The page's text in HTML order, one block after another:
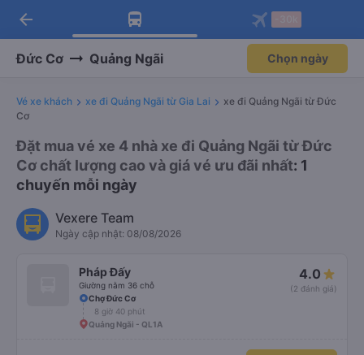
Tải app Vexere ngay!
Nhận ưu đãi thành viên độc
Mở app
Tải app Vexere
-30k/ghế khi đặt vé máy bay qua
Mở app
arrow_back
Đức Cơ Quảng Ngãi Chọn ngày
Vé xe khách xe đi Quảng Ngãi từ Gia Lai
xe đi Quảng Ngãi từ Đức
Cơ
Đặt mua vé xe 4 nhà xe đi Quảng Ngãi từ Đức
Cơ chất lượng cao và giá vé ưu đãi nhất: 1
chuyến mỗi ngày
Vexere Team
Ngày cập nhật: 08/08/2026
Pháp Đấy
Giường nằm 36 chỗ
4.0
(2 đánh giá)
Chợ Đức Cơ
8 giờ 40 phút
Quảng Ngãi - QL1A